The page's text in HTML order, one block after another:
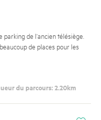
de l’ancien télésiège.
de places pour les
du parcours: 2.20km